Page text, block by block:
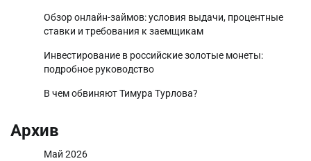
Обзор онлайн-займов: условия выдачи, процентные
ставки и требования к заемщикам
Инвестирование в российские золотые монеты:
подробное руководство
В чем обвиняют Тимура Турлова?
Архив
Май 2026